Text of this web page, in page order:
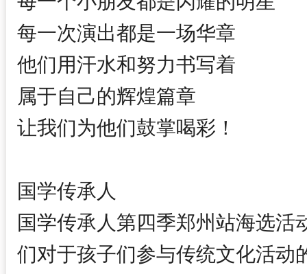
每一次演出都是一场华章
他们用汗水和努力书写着
属于自己的辉煌篇章
让我们为他们鼓掌喝彩！
国学传承人
国学传承人第四季郑州站海选
们对于孩子们参与传统文化活动